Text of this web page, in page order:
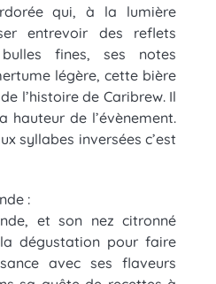
qui, à la lumière
entrevoir des reflets
fines, ses notes
légère, cette bière
l’histoire de Caribrew. Il
de l’évènement.
syllabes inversées c’est
:
et son nez citronné
dégustation pour faire
avec ses flaveurs